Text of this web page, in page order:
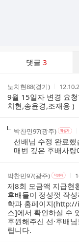
댓글 3
트
작
성
자
노치현88(경기)
작
성
시
간
9월 15일자 변경 요
치현,송윤경,조재용 )
작
성
자
박찬민97(광주)작
성
자
본
인
여
부
작
성
자
선배님 수정 완료
매번 깊은 후배사
작
성
자
박찬민97(광주)작
성
자
본
인
여
부
작
제8회 모금액 지급현
후배들이 정성껏 작
학과 홈페이지(http://
스]에서 확인하실 수
후원해주신 선·후배
립니다.